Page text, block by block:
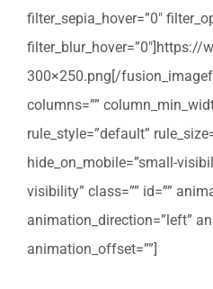
filter_sepia_hover=”0″
300×250.png[/
columns=””
rule_style=”default”
hide_on_mobile=”small-
visibility” class=”” id=””
animation_direction=”left”
animation_offset=””]